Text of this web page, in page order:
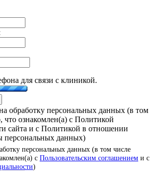
для связи с клиникой.
обработку персональных данных (в том
что ознакомлен(а) с Политикой
сайта и с Политикой в отношении
персональных данных)
персональных данных (в том числе
с Пользовательским соглашением и с
)